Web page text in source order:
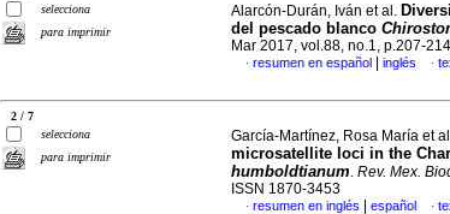
selecciona
para imprimir
Alarcón-Durán, Iván et al.
del pescado blanco
Mar 2017, vol.88, no.1, p.207-
· resumen en español inglés ·
2 / 7
selecciona
para imprimir
García-Martínez, Rosa María et
microsatellite loci in the
humboldtianum. Rev. Mex.
ISSN 1870-3453
· resumen en inglés español ·